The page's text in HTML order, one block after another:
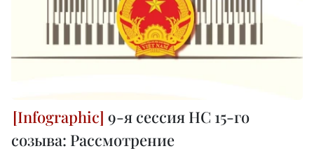
9-я сессия НС 15-го
cозыва: Рассмотрение